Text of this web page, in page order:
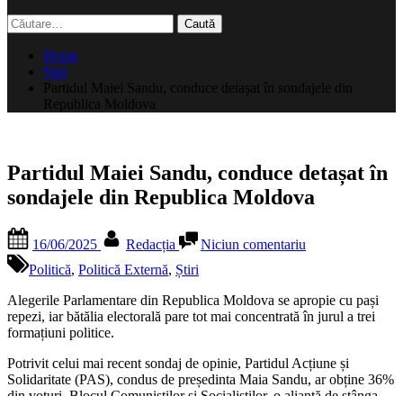
Caută
după:
Home
Știri
Partidul Maiei Sandu, conduce detașat în sondajele din
Republica Moldova
Partidul Maiei Sandu, conduce detașat în
sondajele din Republica Moldova
on
16/06/2025 Redacția Niciun comentariuPartidul
conduce
detașat
din
Republica
Politică, Politică Externă, Știri
Alegerile Parlamentare din Republica Moldova se apropie cu pași
repezi, iar bătălia electorală pare tot mai concentrată în jurul a trei
formațiuni politice.
Potrivit celui mai recent sondaj de opinie, Partidul Acțiune și
Solidaritate (PAS), condus de președinta Maia Sandu, ar obține 36%